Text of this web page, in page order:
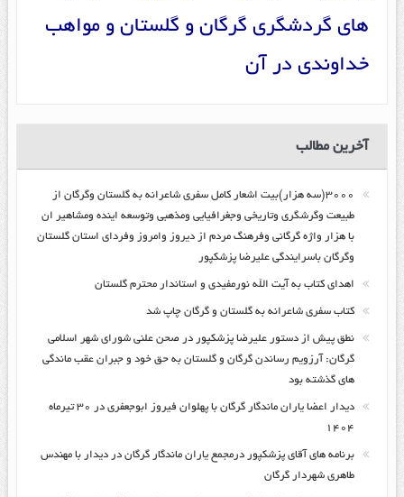
های گردشگری گرگان و گلستان و مواهب
خداوندی در آن
آخرین مطالب
۳۰۰۰(سه هزار)بیت اشعار کامل سفری شاعرانه به گلستان وگرگان از
طبیعت وگرشگری وتاریخی وجغرافیایی ومذهبی وتوسعه اینده ومشاهیر ان
با هزار واژه گرگانی وفرهنگ مردم از دیروز وامروز وفردای استان گلستان
وگرگان باسرایندگی علیرضا پزشکپور
اهدای کتاب به آیت الله نورمفیدی و استاندار محترم گلستان
کتاب سفری شاعرانه به گلستان و گرگان چاپ شد
نطق پیش از دستور علیرضا پزشکپور در صحن علنی شورای شهر اسلامی
گرگان: آرزویم رساندن گرگان و گلستان به حق خود و جبران عقب ماندگی
های گذشته بود
دیدار اعضا یاران ماندگار گرگان با پهلوان فیروز ابوجعفری در ۳۰ تیرماه
۱۴۰۴
برنامه های آقای پزشکپور درمجمع یاران ماندگار گرگان در دیدار با مهندس
طاهری شهردار گرگان